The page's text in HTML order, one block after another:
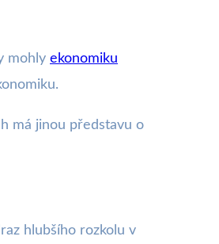
mohly ekonomiku
má jinou představu o
hlubšího rozkolu v